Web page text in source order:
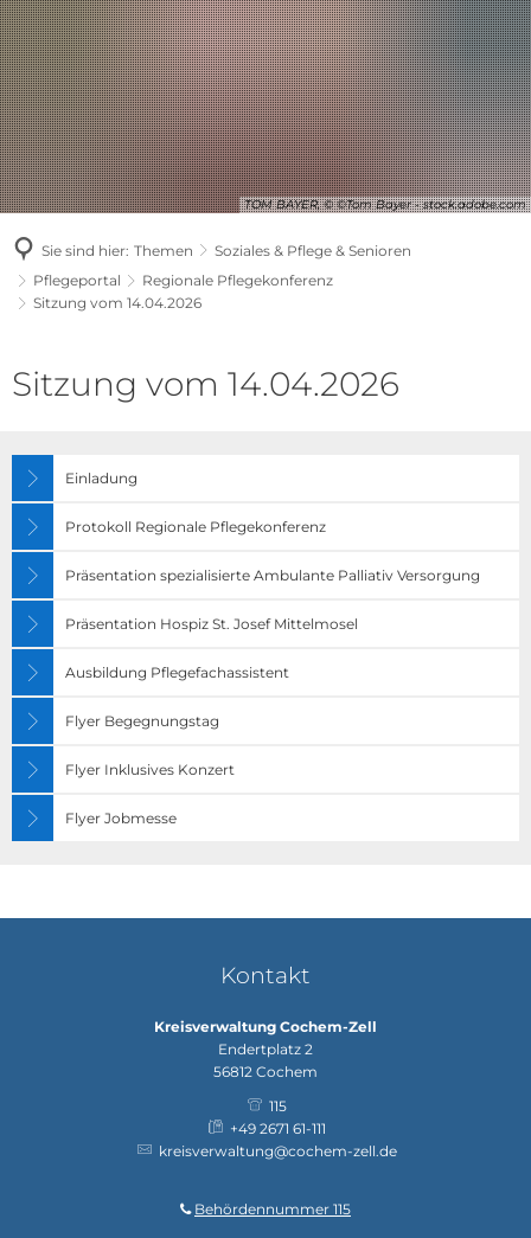
TOM BAYER, © ©Tom Bayer - stock.adobe.com
Sie sind hier: Themen
Soziales & Pflege & Senioren
Pflegeportal
Regionale Pflegekonferenz
Sitzung vom 14.04.2026
Sitzung
14.04.2026
Sitzung vom 14.04.2026
Einladung
Protokoll Regionale Pflegekonferenz
Präsentation spezialisierte Ambulante Palliativ Versorgung
Präsentation Hospiz St. Josef Mittelmosel
Ausbildung Pflegefachassistent
Flyer Begegnungstag
Flyer Inklusives Konzert
Flyer Jobmesse
Kontakt
Kreisverwaltung Cochem-Zell
Endertplatz 2
56812 Cochem
115
+49 2671 61-111
kreisverwaltung@cochem-zell.de
Behördennummer 115